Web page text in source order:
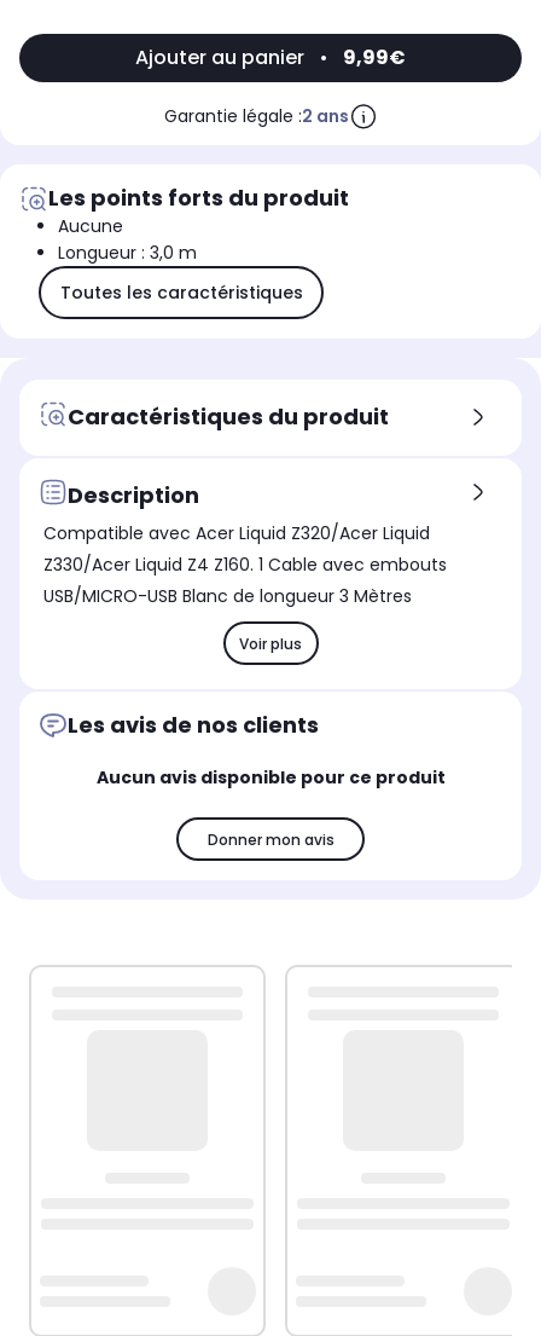
Ajouter au panier • 9,99€
Garantie légale :2 ans
Les points forts du produit
Aucune
Longueur : 3,0 m
Toutes les caractéristiques
Caractéristiques du produit
Description
Compatible avec Acer Liquid Z320/Acer Liquid
Z330/Acer Liquid Z4 Z160. 1 Cable avec embouts
USB/MICRO-USB Blanc de longueur 3 Mètres
Voir plus
Les avis de nos clients
Aucun avis disponible pour ce produit
Donner mon avis